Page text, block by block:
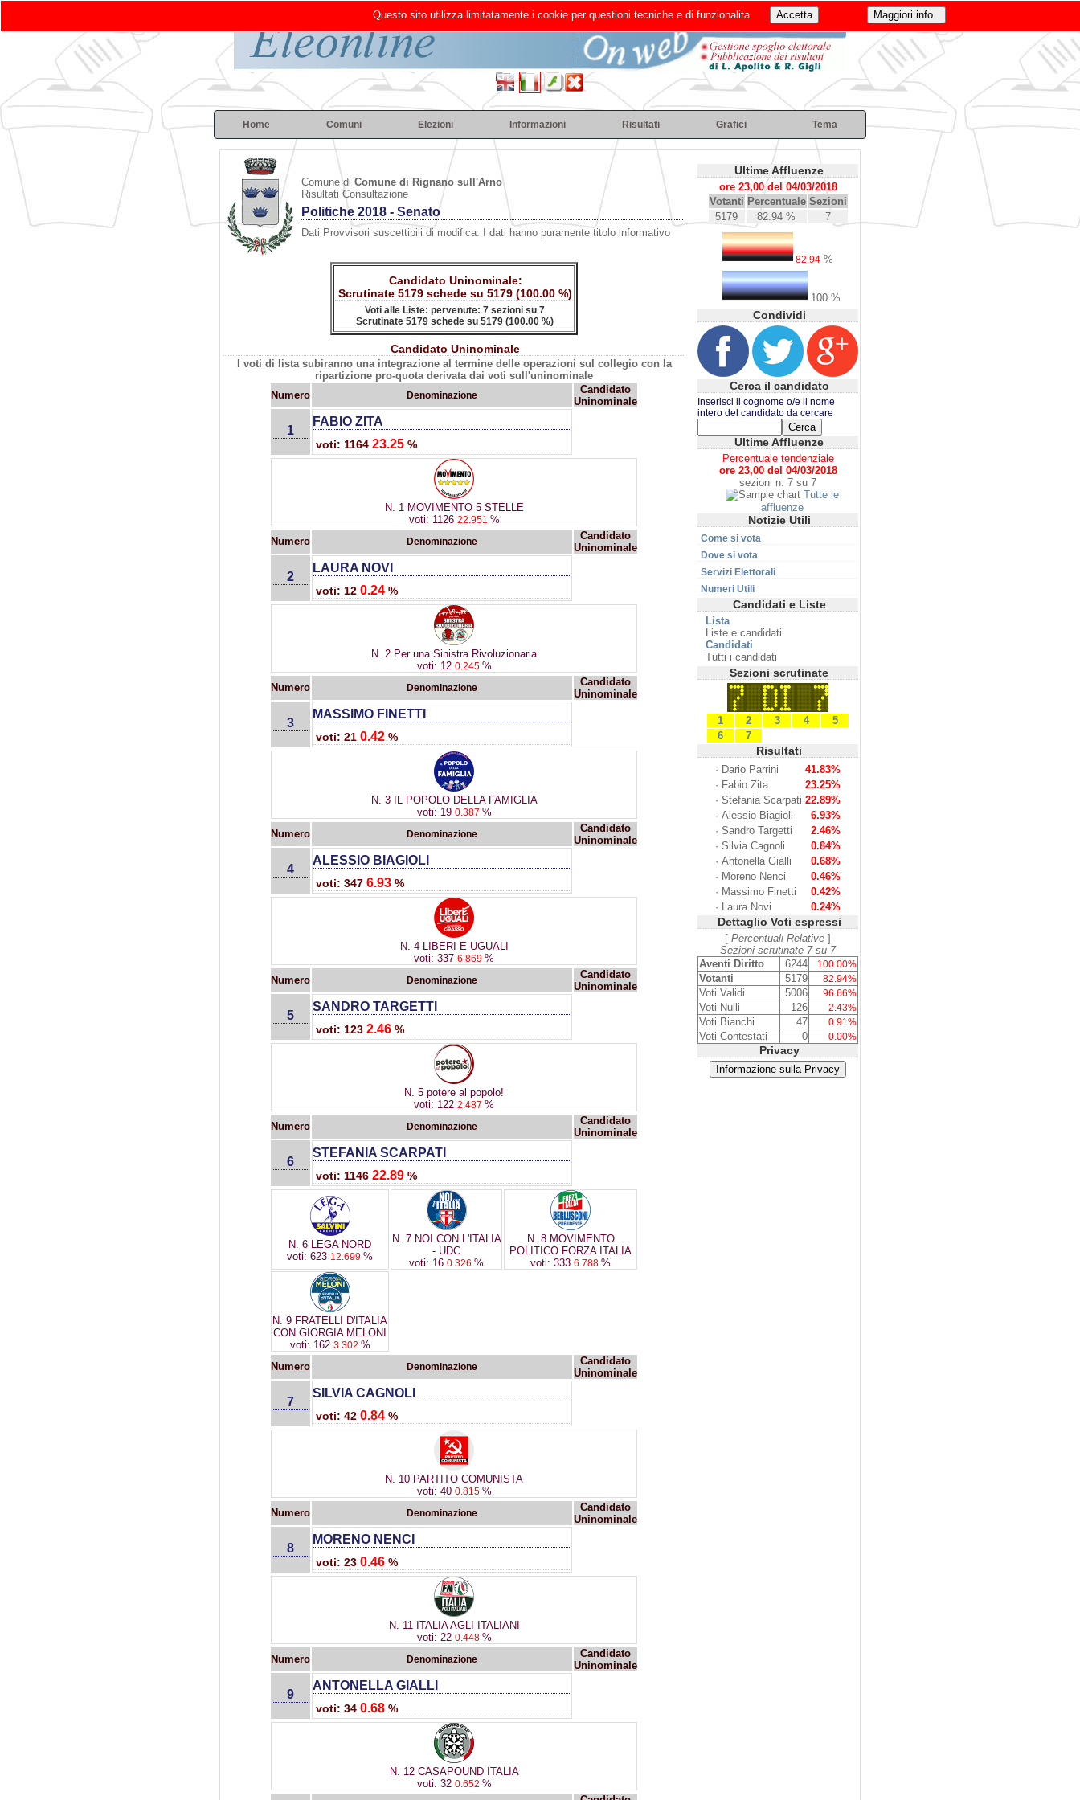
Home Comuni Elezioni Informazioni Risultati Grafici Tema
Comune di Comune di Rignano sull'Arno
Risultati Consultazione
Politiche 2018 - Senato
Dati Provvisori suscettibili di modifica. I dati hanno puramente titolo informativo
Candidato Uninominale:
Scrutinate 5179 schede su 5179 (100.00 %)
Voti alle Liste: pervenute: 7 sezioni su 7
Scrutinate 5179 schede su 5179 (100.00 %)
Candidato Uninominale
I voti di lista subiranno una integrazione al termine delle operazioni sul collegio con la
ripartizione pro-quota derivata dai voti sull'uninominale
Numero
Denominazione
Candidato
Uninominale
1
FABIO ZITA
voti: 1164 23.25 %
N. 1 MOVIMENTO 5 STELLE
voti: 1126 22.951 %
Numero
Denominazione
Candidato
Uninominale
2
LAURA NOVI
voti: 12 0.24 %
N. 2 Per una Sinistra Rivoluzionaria
voti: 12 0.245 %
Numero
Denominazione
Candidato
Uninominale
3
MASSIMO FINETTI
voti: 21 0.42 %
N. 3 IL POPOLO DELLA FAMIGLIA
voti: 19 0.387 %
Numero
Denominazione
Candidato
Uninominale
4
ALESSIO BIAGIOLI
voti: 347 6.93 %
N. 4 LIBERI E UGUALI
voti: 337 6.869 %
Numero
Denominazione
Candidato
Uninominale
5
SANDRO TARGETTI
voti: 123 2.46 %
N. 5 potere al popolo!
voti: 122 2.487 %
Numero
Denominazione
Candidato
Uninominale
6
STEFANIA SCARPATI
voti: 1146 22.89 %
N. 6 LEGA NORD
voti: 623 12.699 %
N. 7 NOI CON L'ITALIA
- UDC
voti: 16 0.326 %
N. 8 MOVIMENTO
POLITICO FORZA ITALIA
voti: 333 6.788 %
N. 9 FRATELLI D'ITALIA
CON GIORGIA MELONI
voti: 162 3.302 %
Numero
Denominazione
Candidato
Uninominale
7
SILVIA CAGNOLI
voti: 42 0.84 %
N. 10 PARTITO COMUNISTA
voti: 40 0.815 %
Numero
Denominazione
Candidato
Uninominale
8
MORENO NENCI
voti: 23 0.46 %
N. 11 ITALIA AGLI ITALIANI
voti: 22 0.448 %
Numero
Denominazione
Candidato
Uninominale
9
ANTONELLA GIALLI
voti: 34 0.68 %
N. 12 CASAPOUND ITALIA
voti: 32 0.652 %
Ultime Affluenze
ore 23,00 del 04/03/2018
Votanti Percentuale Sezioni
5179
82.94 % 7
82.94 %
100 %
Condividi
Cerca il candidato
Inserisci il cognome o/e il nome
intero del candidato da cercare
Ultime Affluenze
Percentuale tendenziale
ore 23,00 del 04/03/2018
sezioni n. 7 su 7
Tutte le
affluenze
Notizie Utili
Come si vota
Dove si vota
Servizi Elettorali
Numeri Utili
Candidati e Liste
Lista
Liste e candidati
Candidati
Tutti i candidati
Sezioni scrutinate
1 2 3 4
5
6
7
Risultati
· Dario Parrini
41.83%
· Fabio Zita
23.25%
· Stefania Scarpati 22.89%
· Alessio Biagioli
6.93%
· Sandro Targetti
2.46%
· Silvia Cagnoli
0.84%
· Antonella Gialli
0.68%
· Moreno Nenci
0.46%
· Massimo Finetti
0.42%
· Laura Novi 0.24%
Dettaglio Voti espressi
[ Percentuali Relative ]
Sezioni scrutinate 7 su 7
Aventi Diritto
6244 100.00%
Votanti 5179 82.94%
Voti Validi 5006 96.66%
Voti Nulli 126 2.43%
Voti Bianchi 47 0.91%
Voti Contestati 0 0.00%
Questo sito utilizza limitatamente i cookie per questioni tecniche e di funzionalita
Privacy